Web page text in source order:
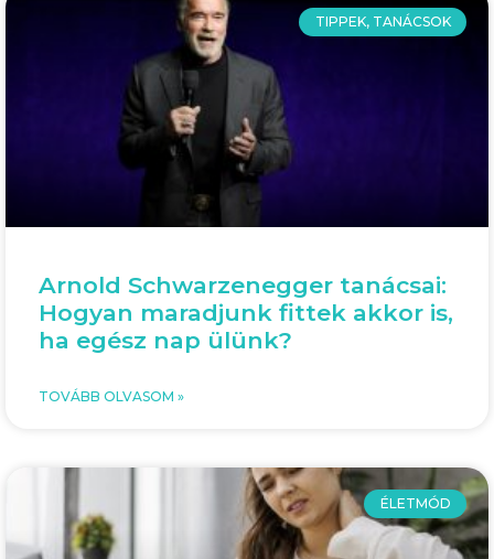
TIPPEK, TANÁCSOK
Arnold Schwarzenegger tanácsai:
Hogyan maradjunk fittek akkor is,
ha egész nap ülünk?
TOVÁBB OLVASOM »
ÉLETMÓD